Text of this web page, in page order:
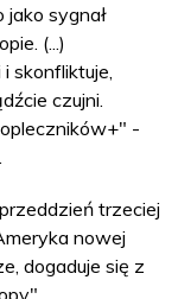
jako sygnał
(...)
skonfliktuje,
czujni.
-
trzeciej
nowej
dogaduje się z